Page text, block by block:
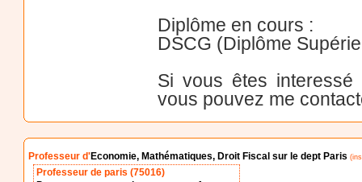
Diplôme en cours :
DSCG (Diplôme
Si vous êtes
vous pouvez me
Professeur d'Economie, Mathématiques, Droit Fiscal sur le dept Paris
Professeur de paris (75016)